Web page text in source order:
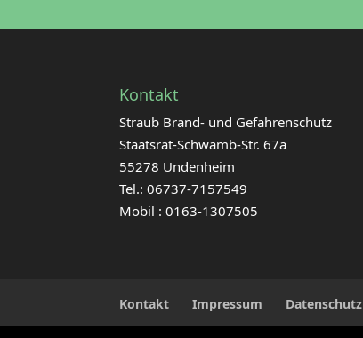
Kontakt
Straub Brand- und Gefahrenschutz
Staatsrat-Schwamb-Str. 67a
55278 Undenheim
Tel.: 06737-7157549
Mobil : 0163-1307505
Kontakt Impressum Datenschutz